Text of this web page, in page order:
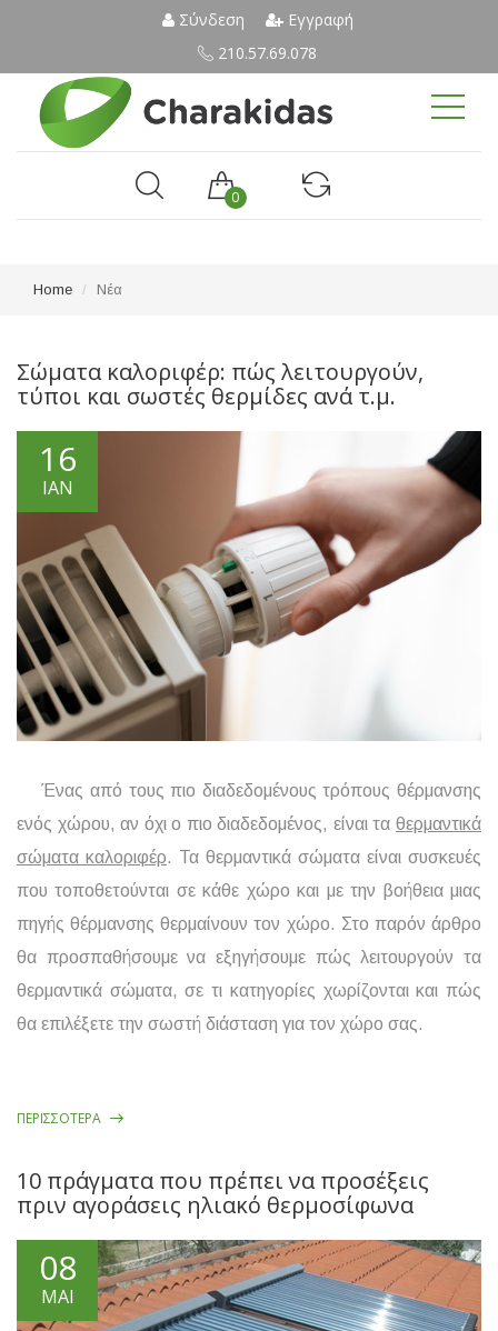
Σύνδεση
Εγγραφή
210.57.69.078
0
Home Νέα
Σώματα καλοριφέρ: πώς λειτουργούν,
τύποι και σωστές θερμίδες ανά τ.μ.
16
ΙΑΝ
Ένας από τους πιο διαδεδομένους τρόπους θέρμανσης
ενός χώρου, αν όχι ο πιο διαδεδομένος, είναι τα θερμαντικά
σώματα καλοριφέρ. Τα θερμαντικά σώματα είναι συσκευές
που τοποθετούνται σε κάθε χώρο και με την βοήθεια μιας
πηγής θέρμανσης θερμαίνουν τον χώρο. Στο παρόν άρθρο
θα προσπαθήσουμε να εξηγήσουμε πώς λειτουργούν τα
θερμαντικά σώματα, σε τι κατηγορίες χωρίζονται και πώς
θα επιλέξετε την σωστή διάσταση για τον χώρο σας.
ΠΕΡΙΣΣΌΤΕΡΑ
10 πράγματα που πρέπει να προσέξεις
πριν αγοράσεις ηλιακό θερμοσίφωνα
08
ΜΑΙ